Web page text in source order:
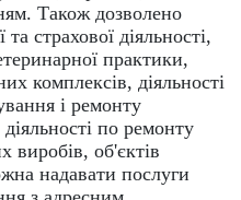
Також дозволено
страхової діяльності,
практики,
комплексів, діяльності
і ремонту
по ремонту
виробів, об'єктів
надавати послуги